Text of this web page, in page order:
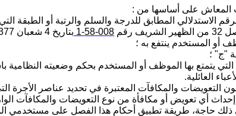
المعاش على أساسها من :
الاستدلالي المطابق للدرجة والسلم والرتبة أو الطبقة
رقم
008-58-1
أو المستخدم ينتفع به ؛
التي يتمتع بها الموظف أو المستخدم بحكم وضعيته
العائلية.
التعويضات والمكافآت المعتبرة في تحديد عناصر الأجرة
أي تعويض أو مكافأة من نوع التعويضات والمكافآت
حاجة، طريقة تطبيق أحكام هذا الفصل على مستخدمي